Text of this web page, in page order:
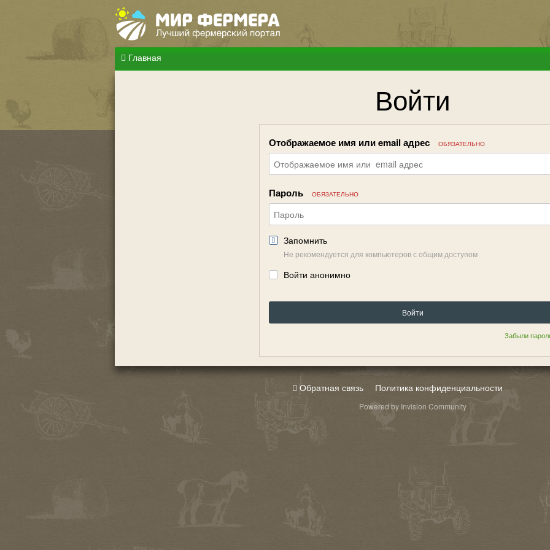
Главная
Войти
Отображаемое имя или email адрес ОБЯЗАТЕЛЬНО
Пароль ОБЯЗАТЕЛЬНО
Запомнить
Не рекомендуется для компьютеров с общим доступом
Войти анонимно
Войти
Забыли
Обратная связь Политика конфиденциальности
Powered by Invision Community